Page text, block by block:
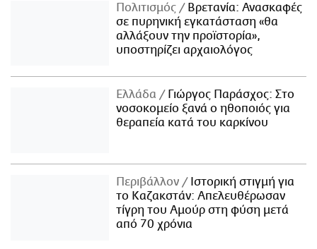
Πολιτισμός
Βρετανία: Ανασκαφές
σε πυρηνική εγκατάσταση «θα
αλλάξουν την προϊστορία»,
υποστηρίζει αρχαιολόγος
Ελλάδα
Γιώργος Παράσχος: Στο
νοσοκομείο ξανά ο ηθοποιός για
θεραπεία κατά του καρκίνου
Περιβάλλον
Ιστορική στιγμή για
το Καζακστάν: Απελευθέρωσαν
τίγρη του Αμούρ στη φύση μετά
από 70 χρόνια